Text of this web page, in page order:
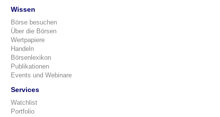
Wissen
Börse besuchen
Über die Börsen
Wertpapiere
Handeln
Börsenlexikon
Publikationen
Events und Webinare
Services
Watchlist
Portfolio